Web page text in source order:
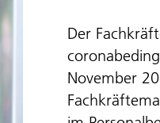
Der
November